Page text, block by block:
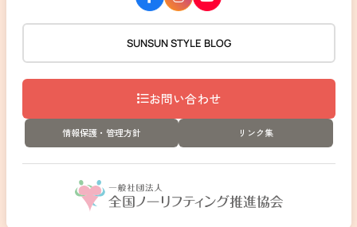
SUNSUN STYLE BLOG
お問い合わせ
情報保護・管理方針 リンク集